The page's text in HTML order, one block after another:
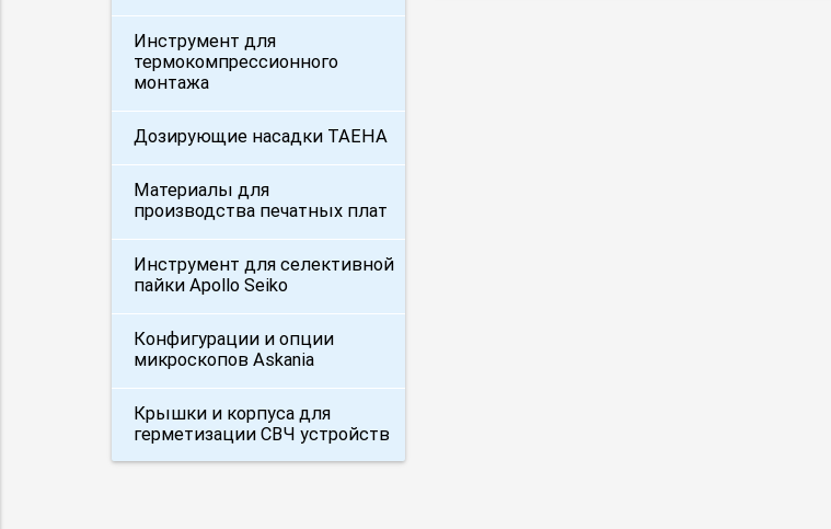
Инструмент для
термокомпрессионного
монтажа
Дозирующие насадки TAEHA
Материалы для
производства печатных плат
Инструмент для селективной
пайки Apollo Seiko
Конфигурации и опции
микроскопов Askania
Крышки и корпуса для
герметизации СВЧ устройств